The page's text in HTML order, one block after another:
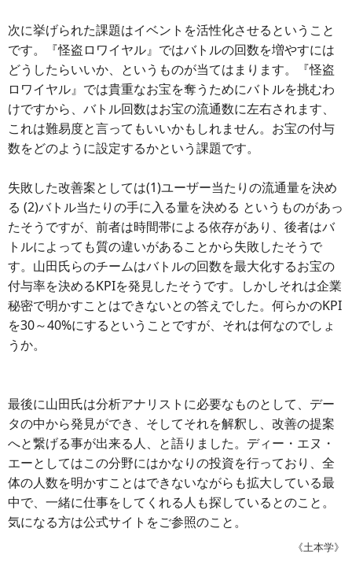
次に挙げられた課題はイベントを活性化させるということ
です。『怪盗ロワイヤル』ではバトルの回数を増やすには
どうしたらいいか、というものが当てはまります。『怪盗
ロワイヤル』では貴重なお宝を奪うためにバトルを挑むわ
けですから、バトル回数はお宝の流通数に左右されます、
これは難易度と言ってもいいかもしれません。お宝の付与
数をどのように設定するかという課題です。
失敗した改善案としては(1)ユーザー当たりの流通量を決め
る (2)バトル当たりの手に入る量を決める というものがあっ
たそうですが、前者は時間帯による依存があり、後者はバ
トルによっても質の違いがあることから失敗したそうで
す。山田氏らのチームはバトルの回数を最大化するお宝の
付与率を決めるKPIを発見したそうです。しかしそれは企業
秘密で明かすことはできないとの答えでした。何らかのKPI
を30～40%にするということですが、それは何なのでしょ
うか。
最後に山田氏は分析アナリストに必要なものとして、デー
タの中から発見ができ、そしてそれを解釈し、改善の提案
へと繋げる事が出来る人、と語りました。ディー・エヌ・
エーとしてはこの分野にはかなりの投資を行っており、全
体の人数を明かすことはできないながらも拡大している最
中で、一緒に仕事をしてくれる人も探しているとのこと。
気になる方は公式サイトをご参照のこと。
《土本学》